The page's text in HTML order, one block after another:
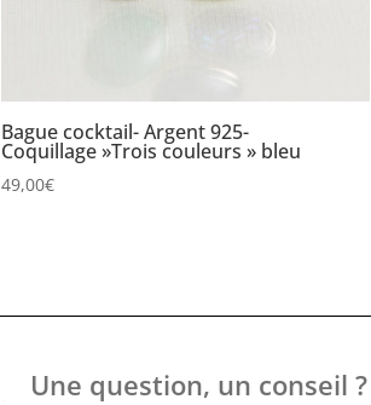
Bague cocktail- Argent 925-
Coquillage »Trois couleurs » bleu
49,00€
Une question, un conseil ?